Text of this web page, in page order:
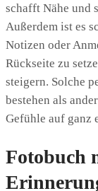
schafft Nähe und
Außerdem ist es
Notizen oder
Rückseite zu
steigern. Solche
bestehen als
Gefühle auf ganz
Fotobuch